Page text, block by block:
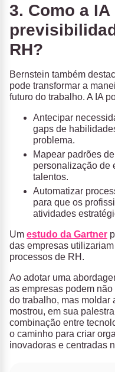
3. Como a
RH?
Bernstein também
pode transformar a
futuro do trabalho. A IA
Antecipar
gaps de
problema.
Mapear padrões
personalização de
talentos.
Automatizar
para que os
atividades
Um estudo da Gartner
das empresas
processos de RH.
Ao adotar uma
as empresas podem
do trabalho, mas moldar
mostrou, em sua
combinação entre
o caminho para criar
inovadoras e centradas